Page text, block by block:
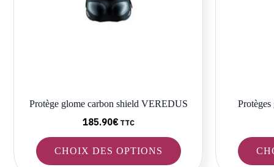
Protège glome carbon shield VEREDUS
185.90€ TTC
CHOIX DES OPTIONS
page